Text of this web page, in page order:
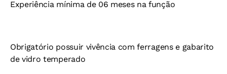
Experiência mínima de 06 meses na função
Obrigatório possuir vivência com ferragens e gabarito
de vidro temperado